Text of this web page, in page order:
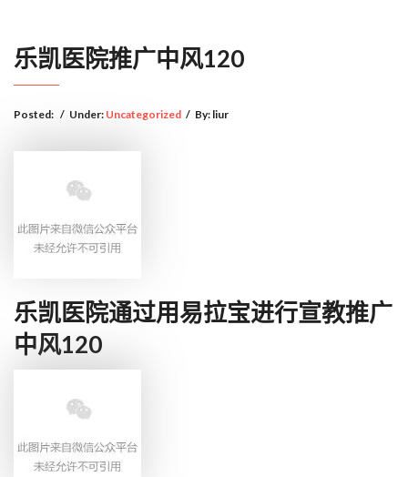
乐凯医院推广中风120
Posted: / Under: Uncategorized / By: liur
乐凯医院通过用易拉宝进行宣教推广
中风120